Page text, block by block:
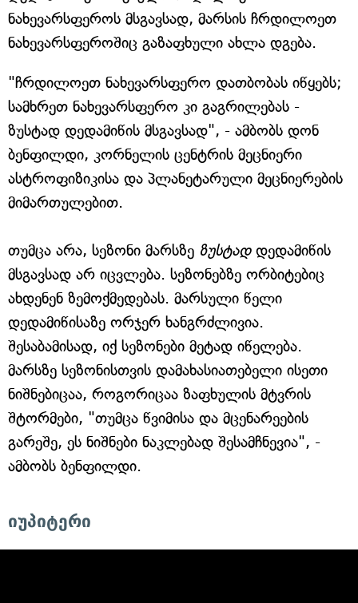
ნახევარსფეროს მსგავსად, მარსის ჩრდილოეთ
ნახევარსფეროშიც გაზაფხული ახლა დგება.
"ჩრდილოეთ ნახევარსფერო დათბობას იწყებს;
სამხრეთ ნახევარსფერო კი გაგრილებას -
ზუსტად დედამიწის მსგავსად", - ამბობს დონ
ბენფილდი, კორნელის ცენტრის მეცნიერი
ასტროფიზიკისა და პლანეტარული მეცნიერების
მიმართულებით.
თუმცა არა, სეზონი მარსზე ზუსტადდედამიწის
მსგავსად არ იცვლება. სეზონებზე ორბიტებიც
ახდენენ ზემოქმედებას. მარსული წელი
დედამიწისაზე ორჯერ ხანგრძლივია.
შესაბამისად, იქ სეზონები მეტად იწელება.
მარსზე სეზონისთვის დამახასიათებელი ისეთი
ნიშნებიცაა, როგორიცაა ზაფხულის მტვრის
შტორმები, "თუმცა წვიმისა და მცენარეების
გარეშე, ეს ნიშნები ნაკლებად შესამჩნევია", -
ამბობს ბენფილდი.
იუპიტერი